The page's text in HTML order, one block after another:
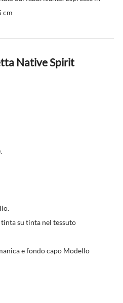
cm
Native Spirit
su tinta nel tessuto
e fondo capo Modello